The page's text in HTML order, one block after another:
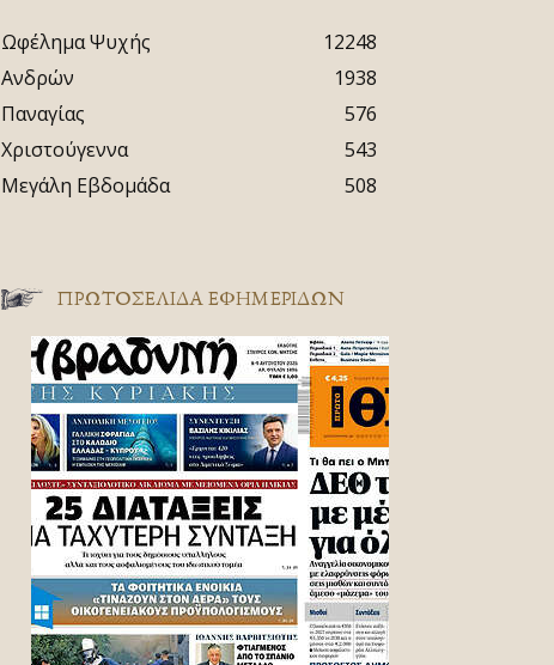
Ωφέλημα Ψυχής
12248
Ανδρών
1938
Παναγίας
576
Χριστούγεννα
543
Μεγάλη Εβδομάδα
508
ΠΡΩΤΟΣΈΛΙΔΑ ΕΦΗΜΕΡΊΔΩΝ